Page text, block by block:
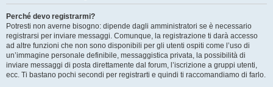
Perché devo registrarmi?
Potresti non averne bisogno: dipende dagli amministratori se è necessario
registrarsi per inviare messaggi. Comunque, la registrazione ti darà accesso
ad altre funzioni che non sono disponibili per gli utenti ospiti come l’uso di
un’immagine personale definibile, messaggistica privata, la possibilità di
inviare messaggi di posta direttamente dal forum, l’iscrizione a gruppi utenti,
ecc. Ti bastano pochi secondi per registrarti e quindi ti raccomandiamo di farlo.